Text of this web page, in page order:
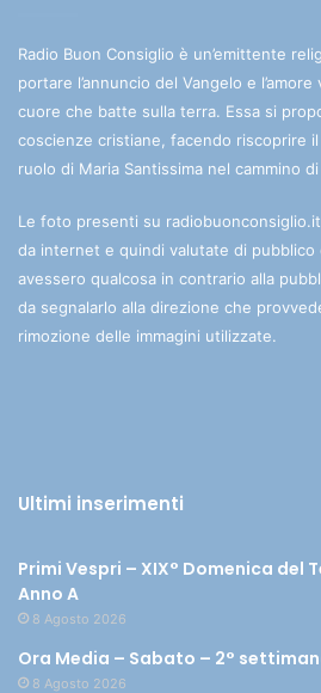
Radio Buon Consiglio è un’emittente
portare l’annuncio del Vangelo e l’amore
cuore che batte sulla terra. Essa si
coscienze cristiane, facendo riscoprire
ruolo di Maria Santissima nel cammino
Le foto presenti su
da internet e quindi valutate di pubblico
avessero qualcosa in contrario alla
da segnalarlo alla direzione che
rimozione delle immagini utilizzate.
Ultimi inserimenti
Primi Vespri – XIX° Domenica del
Anno A
8 Agosto 2026
Ora Media – Sabato – 2°
8 Agosto 2026